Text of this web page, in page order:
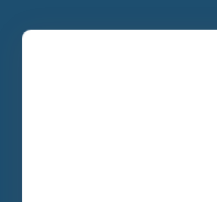
permet de sécuriser